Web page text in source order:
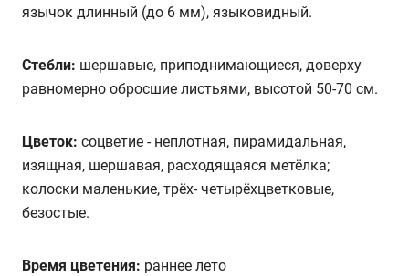
язычок длинный (до 6 мм), языковидный.
Стебли: шершавые, приподнимающиеся, доверху
равномерно обросшие листьями, высотой 50-70 см.
Цветок: соцветие - неплотная, пирамидальная,
изящная, шершавая, расходящаяся метёлка;
колоски маленькие, трёх- четырёхцветковые,
безостые.
Время цветения: раннее лето